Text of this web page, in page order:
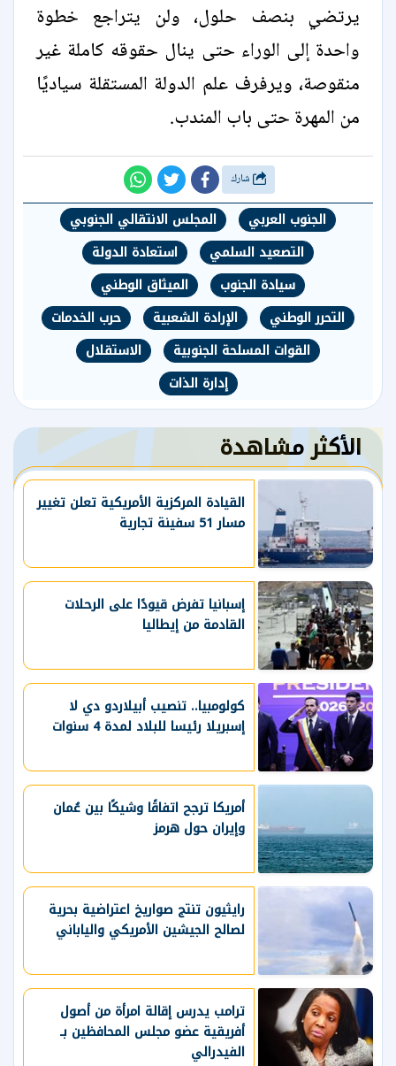
يرتضي بنصف حلول، ولن يتراجع خطوة
واحدة إلى الوراء حتى ينال حقوقه كاملة غير
منقوصة، ويرفرف علم الدولة المستقلة سياديًا
من المهرة حتى باب المندب.
الجنوب العربي
المجلس الانتقالي الجنوبي
التصعيد السلمي
استعادة الدولة
سيادة الجنوب
الميثاق الوطني
التحرر الوطني
الإرادة الشعبية
حرب الخدمات
القوات المسلحة الجنوبية
الاستقلال
إدارة الذات
الأكثر مشاهدة
القيادة المركزية الأمريكية تعلن تغيير
مسار 51 سفينة تجارية
إسبانيا تفرض قيودًا على الرحلات
القادمة من إيطاليا
كولومبيا.. تنصيب أبيلاردو دي لا
إسبريلا رئيسا للبلاد لمدة 4 سنوات
أمريكا ترجح اتفاقًا وشيكًا بين عُمان
وإيران حول هرمز
رايثيون تنتج صواريخ اعتراضية بحرية
لصالح الجيشين الأمريكي والياباني
ترامب يدرس إقالة امرأة من أصول
أفريقية عضو مجلس المحافظين بـ
الفيدرالي